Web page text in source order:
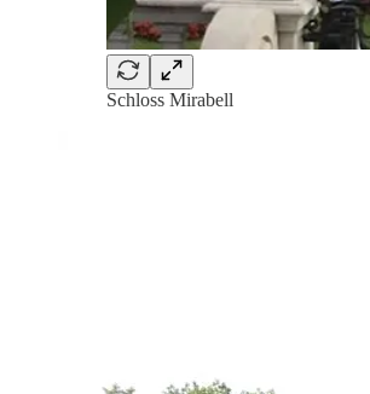
Schloss Mirabell